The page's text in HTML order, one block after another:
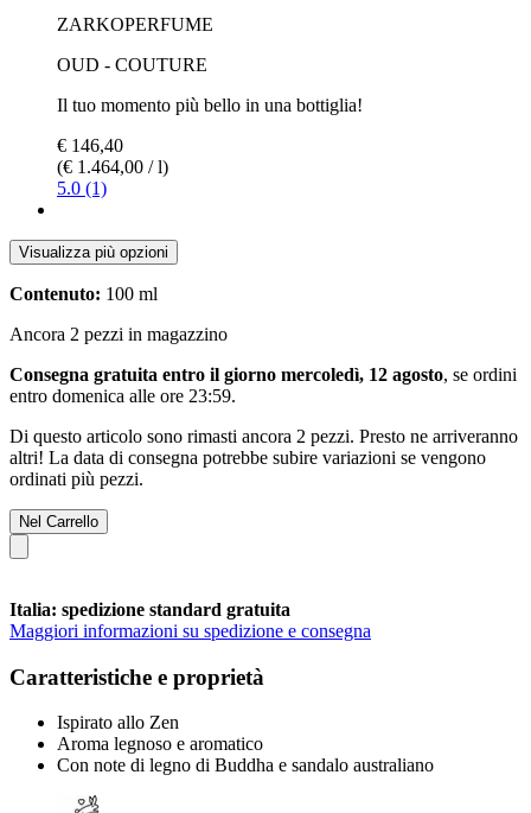
ZARKOPERFUME
OUD - COUTURE
Il tuo momento più bello in una bottiglia!
€ 146,40
(€ 1.464,00 / l)
5.0 (1)
Visualizza più opzioni
Contenuto: 100 ml
Ancora 2 pezzi in magazzino
Consegna gratuita entro il giorno mercoledì, 12 agosto, se ordini
entro domenica alle ore 23:59.
Di questo articolo sono rimasti ancora 2 pezzi. Presto ne arriveranno
altri! La data di consegna potrebbe subire variazioni se vengono
ordinati più pezzi.
Nel Carrello
Italia: spedizione standard gratuita
Maggiori informazioni su spedizione e consegna
Caratteristiche e proprietà
Ispirato allo Zen
Aroma legnoso e aromatico
Con note di legno di Buddha e sandalo australiano